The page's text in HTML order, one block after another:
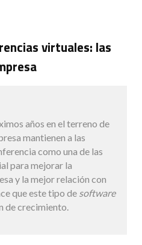
virtuales: las
años en el terreno de
mantienen a las
como una de las
para mejorar la
y la mejor relación con
que este tipo de software
de crecimiento.